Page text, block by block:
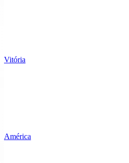
Vitória
América